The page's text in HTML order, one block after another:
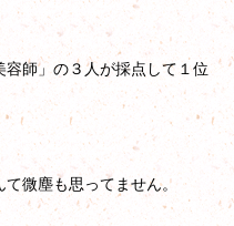
師」の３人が採点して１位
微塵も思ってません。